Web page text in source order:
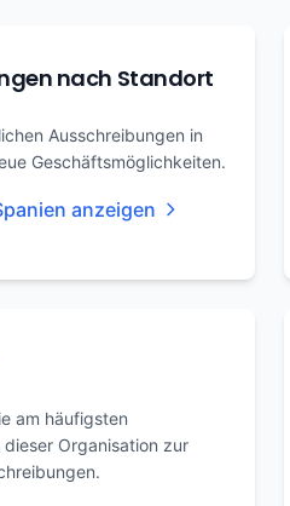
nach Standort
Ausschreibungen in
Geschäftsmöglichkeiten.
anzeigen
am häufigsten
Organisation zur